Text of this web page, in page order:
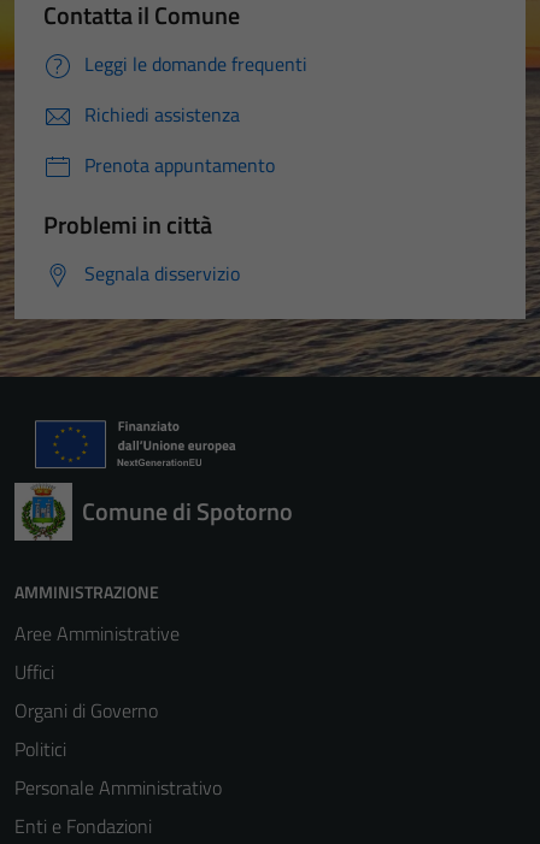
Contatta il Comune
Leggi le domande frequenti
Richiedi assistenza
Prenota appuntamento
Problemi in città
Segnala disservizio
Comune di Spotorno
AMMINISTRAZIONE
Aree Amministrative
Uffici
Organi di Governo
Politici
Personale Amministrativo
Enti e Fondazioni